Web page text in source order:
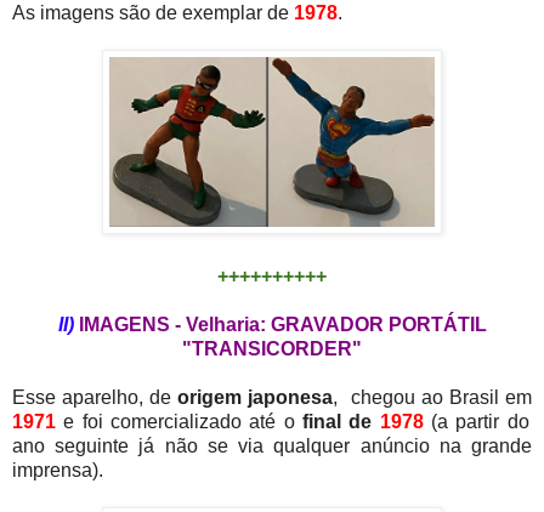
As imagens são de exemplar de 1978.
++++++++++
II)
IMAGENS - Velharia: GRAVADOR PORTÁTIL
"TRANSICORDER"
Esse aparelho, deorigem japonesa, chegou ao Brasil em
1971 e foi comercializado até o final de 1978(a partir do
ano seguinte já não se via qualquer anúncio na grande
imprensa).